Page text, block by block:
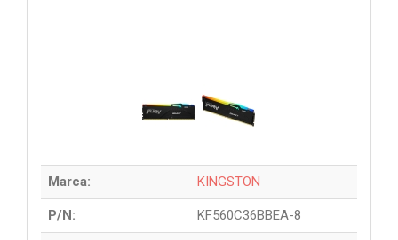
Marca: KINGSTON
P/N: KF560C36BBEA-8